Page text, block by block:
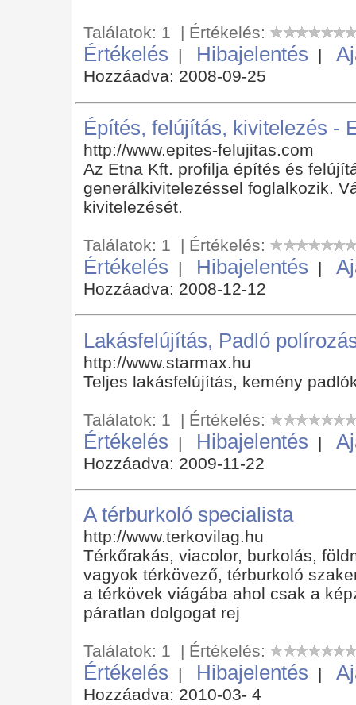
Találatok: 1 | Értékelés:
Értékelés | Hibajelentés |
Hozzáadva: 2008-09-25
Építés, felújítás, kivitelezés -
http://www.epites-felujitas.com
Az Etna Kft. profilja építés és
generálkivitelezéssel foglalkozik.
kivitelezését.
Találatok: 1 | Értékelés:
Értékelés | Hibajelentés |
Hozzáadva: 2008-12-12
Lakásfelújítás, Padló
http://www.starmax.hu
Teljes lakásfelújítás, kemény
Találatok: 1 | Értékelés:
Értékelés | Hibajelentés |
Hozzáadva: 2009-11-22
A térburkoló specialista
http://www.terkovilag.hu
Térkőrakás, viacolor, burkolás,
vagyok térkövező, térburkoló
a térkövek viágába ahol csak a
páratlan dolgogat rej
Találatok: 1 | Értékelés:
Értékelés | Hibajelentés |
Hozzáadva: 2010-03- 4